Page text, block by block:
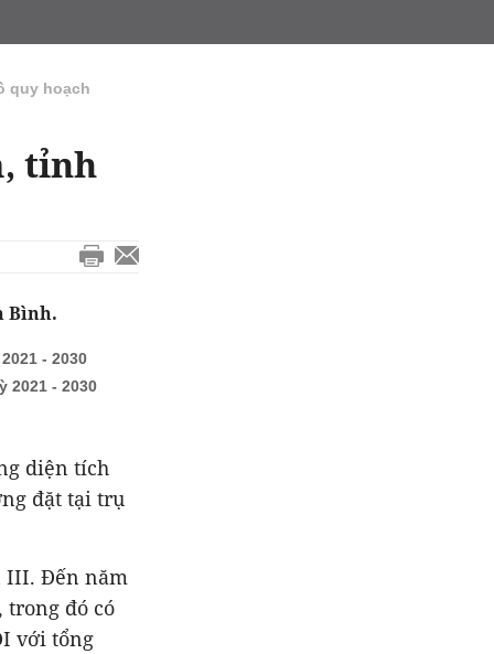
quy hoạch
tỉnh
Bình.
- 2030
2021 - 2030
diện tích
đặt tại trụ
III. Đến năm
trong đó có
với tổng